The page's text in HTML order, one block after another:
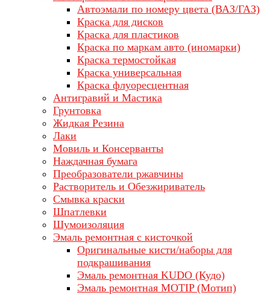
Автоэмали по номеру цвета (ВАЗ/ГАЗ)
Краска для дисков
Краска для пластиков
Краска по маркам авто (иномарки)
Краска термостойкая
Краска универсальная
Краска флуоресцентная
Антигравий и Мастика
Грунтовка
Жидкая Резина
Лаки
Мовиль и Консерванты
Наждачная бумага
Преобразователи ржавчины
Растворитель и Обезжириватель
Смывка краски
Шпатлевки
Шумоизоляция
Эмаль ремонтная с кисточкой
Оригинальные кисти/наборы для
подкрашивания
Эмаль ремонтная KUDO (Кудо)
Эмаль ремонтная MOTIP (Мотип)